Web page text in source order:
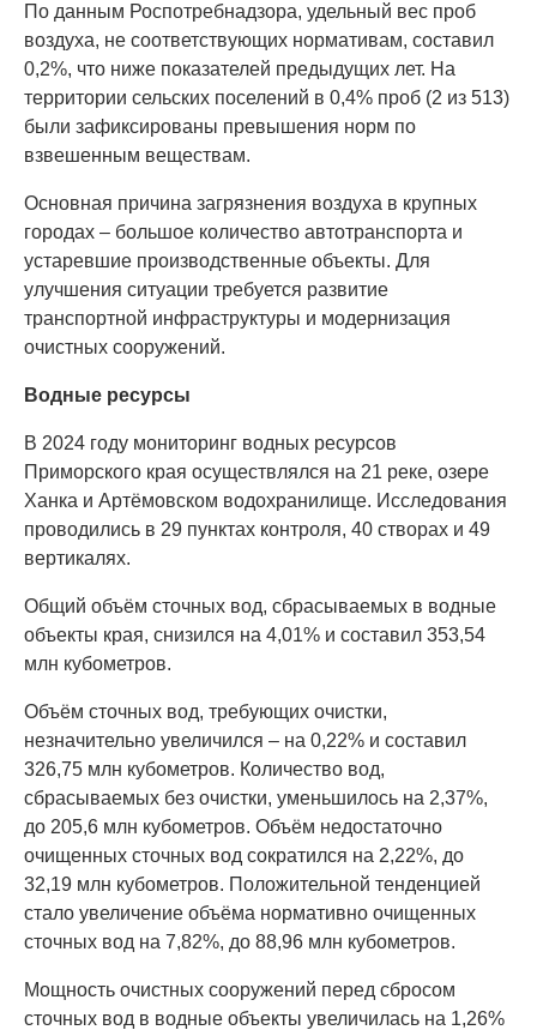
По данным Роспотребнадзора, удельный вес проб
воздуха, не соответствующих нормативам, составил
0,2%, что ниже показателей предыдущих лет. На
территории сельских поселений в 0,4% проб (2 из 513)
были зафиксированы превышения норм по
взвешенным веществам.
Основная причина загрязнения воздуха в крупных
городах – большое количество автотранспорта и
устаревшие производственные объекты. Для
улучшения ситуации требуется развитие
транспортной инфраструктуры и модернизация
очистных сооружений.
Водные ресурсы
В 2024 году мониторинг водных ресурсов
Приморского края осуществлялся на 21 реке, озере
Ханка и Артёмовском водохранилище. Исследования
проводились в 29 пунктах контроля, 40 створах и 49
вертикалях.
Общий объём сточных вод, сбрасываемых в водные
объекты края, снизился на 4,01% и составил 353,54
млн кубометров.
Объём сточных вод, требующих очистки,
незначительно увеличился – на 0,22% и составил
326,75 млн кубометров. Количество вод,
сбрасываемых без очистки, уменьшилось на 2,37%,
до 205,6 млн кубометров. Объём недостаточно
очищенных сточных вод сократился на 2,22%, до
32,19 млн кубометров. Положительной тенденцией
стало увеличение объёма нормативно очищенных
сточных вод на 7,82%, до 88,96 млн кубометров.
Мощность очистных сооружений перед сбросом
сточных вод в водные объекты увеличилась на 1,26%